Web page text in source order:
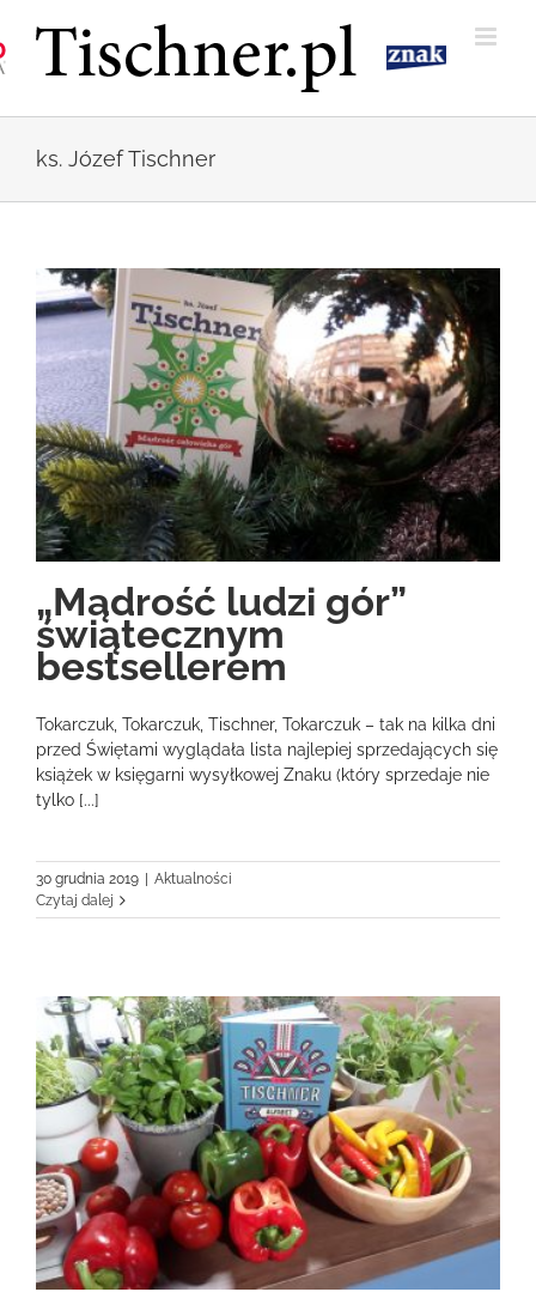
zawartości
ks. Józef Tischner
„Mądrość ludzi gór”
świątecznym
bestsellerem
Tokarczuk, Tokarczuk, Tischner, Tokarczuk – tak na kilka dni
przed Świętami wyglądała lista najlepiej sprzedających się
książek w księgarni wysyłkowej Znaku (który sprzedaje nie
tylko [...]
30 grudnia 2019
Aktualności
Czytaj dalej